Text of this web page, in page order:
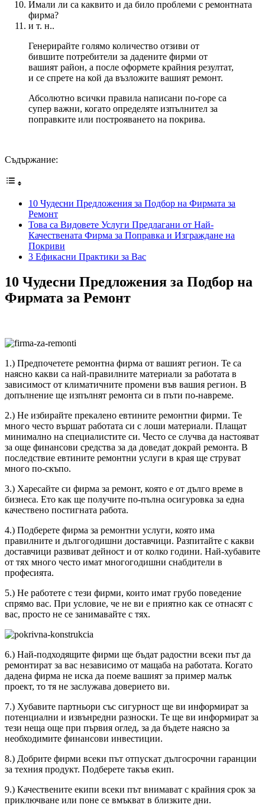
Имали ли са каквито и да било проблеми с ремонтната
фирма?
и т. н..
Генерирайте голямо количество отзиви от
бившите потребители за дадените фирми от
вашият район, а после оформете крайния резултат,
и се спрете на кой да възложите вашият ремонт.
Абсолютно всички правила написани по-горе са
супер важни, когато определяте изпълнител за
поправките или построяването на покрива.
Съдържание:
10 Чудесни Предложения за Подбор на Фирмата за
Ремонт
Това са Видовете Услуги Предлагани от Най-
Качествената Фирма за Поправка и Изграждане на
Покриви
3 Ефикасни Практики за Вас
10 Чудесни Предложения за Подбор на
Фирмата за Ремонт
1.) Предпочетете ремонтна фирма от вашият регион. Те са
наясно какви са най-правилните материали за работата в
зависимост от климатичните промени във вашия регион. В
допълнение ще изпълнят ремонта си в пъти по-навреме.
2.) Не избирайте прекалено евтините ремонтни фирми. Те
много често вършат работата си с лоши материали. Плащат
минимално на специалистите си. Често се случва да настояват
за още финансови средства за да доведат докрай ремонта. В
последствие евтините ремонтни услуги в края ще струват
много по-скъпо.
3.) Харесайте си фирма за ремонт, която е от дълго време в
бизнеса. Ето как ще получите по-пълна осигуровка за една
качествено постигната работа.
4.) Подберете фирма за ремонтни услуги, която има
правилните и дългогодишни доставчици. Разпитайте с какви
доставчици развиват дейност и от колко години. Най-хубавите
от тях много често имат многогодишни снабдители в
професията.
5.) Не работете с тези фирми, които имат грубо поведение
спрямо вас. При условие, че не ви е приятно как се отнасят с
вас, просто не се занимавайте с тях.
6.) Най-подходящите фирми ще бъдат радостни всеки път да
ремонтират за вас независимо от мащаба на работата. Когато
дадена фирма не иска да поеме вашият за пример малък
проект, то тя не заслужава доверието ви.
7.) Хубавите партньори със сигурност ще ви информират за
потенциални и извънредни разноски. Те ще ви информират за
тези неща още при първия оглед, за да бъдете наясно за
необходимите финансови инвестиции.
8.) Добрите фирми всеки път отпускат дългосрочни гаранции
за техния продукт. Подберете такъв екип.
9.) Качествените екипи всеки път внимават с крайния срок за
приключване или поне се вмъкват в близките дни.